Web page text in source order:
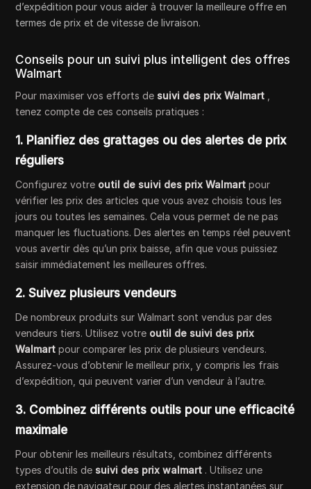
d’expédition pour vous aider à trouver la meilleure offre en
termes de prix et de vitesse de livraison.
Conseils pour un suivi plus intelligent des offres
Walmart
Pour maximiser vos efforts de suivi des prix Walmart
tenez compte de ces conseils pratiques :
1. Planifiez des grattages ou des alertes de prix
réguliers
Configurez votre outil de suivi des prix Walmart pour
vérifier les prix des articles que vous avez choisis tous les
jours ou toutes les semaines. Cela vous permet de ne pas
manquer les fluctuations. Des alertes en temps réel peuvent
vous avertir dès qu’un prix baisse, afin que vous puissiez
saisir immédiatement les meilleures offres.
2. Suivez plusieurs vendeurs
De nombreux produits sur Walmart sont vendus par des
vendeurs tiers. Utilisez votre outil de suivi des prix
Walmart pour comparer les prix de plusieurs vendeurs.
Assurez-vous d’obtenir le meilleur prix, y compris les frais
d’expédition, qui peuvent varier d’un vendeur à l’autre.
3. Combinez différents outils pour une efficacité
maximale
Pour obtenir les meilleurs résultats, combinez différents
types d’outils de suivi des prix walmart . Utilisez une
extension de navigateur pour des alertes instantanées sur